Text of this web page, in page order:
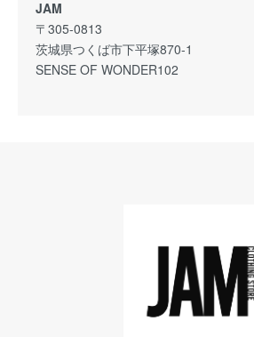
JAM
〒305-0813
茨城県つくば市下平塚870-1
SENSE OF WONDER102